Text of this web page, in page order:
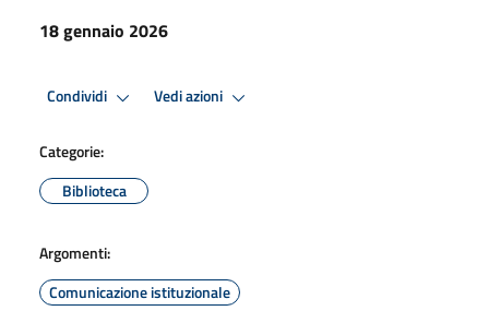
18 gennaio 2026
Condividi Vedi azioni
Categorie:
Biblioteca
Argomenti:
Comunicazione istituzionale